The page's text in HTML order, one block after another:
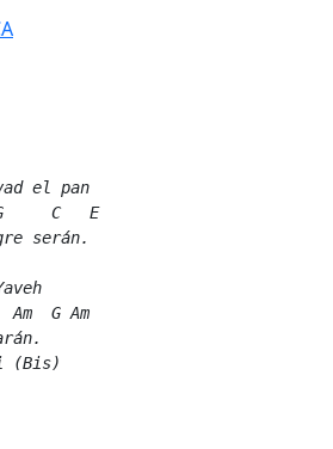
el pan
C   E
serán.
G Am
(Bis)